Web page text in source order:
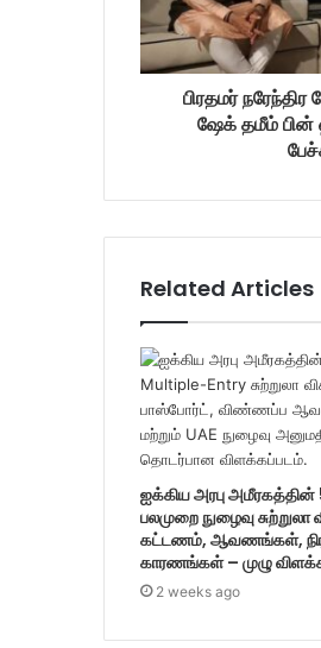
d
r
பிரதமர்
ஷேக் தமீம்
Related Articles
ஐக்கிய அரபு
பலமுறை நுழைவு சுற்றுலா
கட்டணம், ஆவணங்கள்,
காரணங்கள் – முழு
2 weeks ago